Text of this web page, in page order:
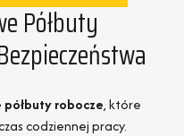
Półbuty
robocze, które
codziennej pracy.